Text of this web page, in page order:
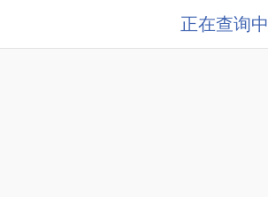
正在查询中